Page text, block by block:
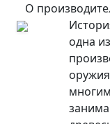
О
одна